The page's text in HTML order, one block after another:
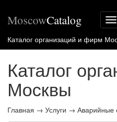
MoscowCatalog
Каталог организаций и фирм
Каталог
Москвы
Главная → Услуги → Аварийные